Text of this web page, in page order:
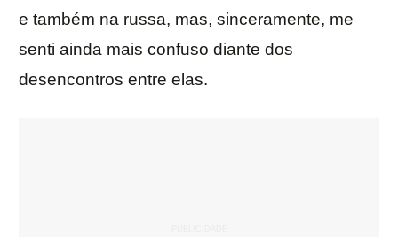
e também na russa, mas, sinceramente, me
senti ainda mais confuso diante dos
desencontros entre elas.